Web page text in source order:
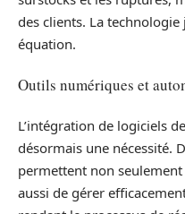
des clients. La
équation.
Outils numériques et
L’intégration de logiciels
désormais une nécessité.
permettent non
aussi de gérer